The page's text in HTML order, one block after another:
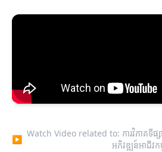
▶
Watch Video related to: ការវិភាគទីផ្សា
អភិវឌ្ឍន៍អាជីវក